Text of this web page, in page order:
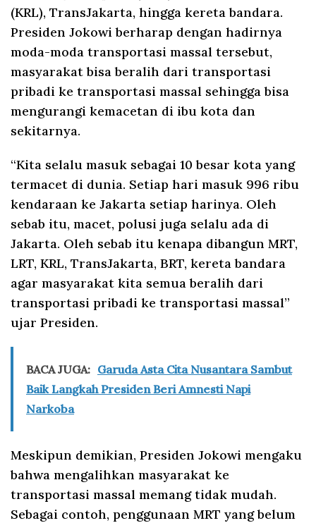
(KRL), TransJakarta, hingga kereta bandara.
Presiden Jokowi berharap dengan hadirnya
moda-moda transportasi massal tersebut,
masyarakat bisa beralih dari transportasi
pribadi ke transportasi massal sehingga bisa
mengurangi kemacetan di ibu kota dan
sekitarnya.
“Kita selalu masuk sebagai 10 besar kota yang
termacet di dunia. Setiap hari masuk 996 ribu
kendaraan ke Jakarta setiap harinya. Oleh
sebab itu, macet, polusi juga selalu ada di
Jakarta. Oleh sebab itu kenapa dibangun MRT,
LRT, KRL, TransJakarta, BRT, kereta bandara
agar masyarakat kita semua beralih dari
transportasi pribadi ke transportasi massal”
ujar Presiden.
BACA JUGA: Garuda Asta Cita Nusantara Sambut
Baik Langkah Presiden Beri Amnesti Napi
Narkoba
Meskipun demikian, Presiden Jokowi mengaku
bahwa mengalihkan masyarakat ke
transportasi massal memang tidak mudah.
Sebagai contoh, penggunaan MRT yang belum